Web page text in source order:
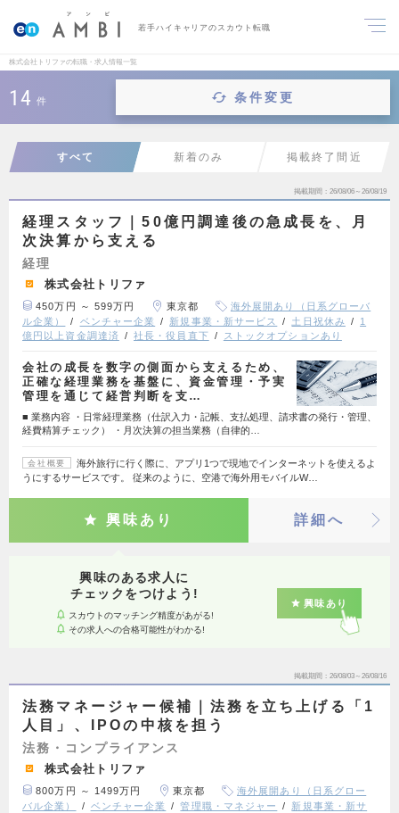
若手ハイキャリアのスカウト転職
株式会社トリファの転職・求人情報一覧
14 件 条件変更
すべて 新着のみ 掲載終了間近
掲載期間 26/08/06～26/08/19
経理スタッフ｜50億円調達後の急成長を、月
次決算から支える
経理
株式会社トリファ
450万円 ～ 599万円 東京都
海外展開あり（日系グローバ
ル企業）
ベンチャー企業 新規事業・新サービス 土日祝休み
1
億円以上資金調達済
社長・役員直下 ストックオプションあり
会社の成長を数字の側面から支えるため、
正確な経理業務を基盤に、資金管理・予実
管理を通じて経営判断を支…
■ 業務内容 ・日常経理業務（仕訳入力・記帳、支払処理、請求書の発行・管理、
経費精算チェック） ・月次決算の担当業務（自律的…
会社概要
海外旅行に行く際に、アプリ1つで現地でインターネットを使えるよ
うにするサービスです。 従来のように、空港で海外用モバイルW…
興味あり 詳細へ
興味のある求人に
チェックをつけよう!
スカウトのマッチング精度があがる!
その求人への合格可能性がわかる!
興味あり
掲載期間 26/08/03～26/08/16
法務マネージャー候補｜法務を立ち上げる「1
人目」、IPOの中核を担う
法務・コンプライアンス
株式会社トリファ
800万円 ～ 1499万円 東京都
海外展開あり（日系グロー
バル企業）
ベンチャー企業 管理職・マネジャー
新規事業・新サ